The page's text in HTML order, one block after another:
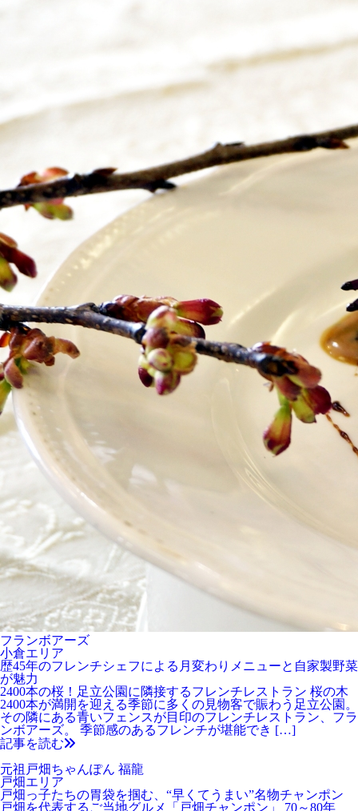
フランボアーズ
小倉エリア
歴45年のフレンチシェフによる月変わりメニューと自家製野菜
が魅力
2400本の桜！足立公園に隣接するフレンチレストラン 桜の木
2400本が満開を迎える季節に多くの見物客で賑わう足立公園。
その隣にある青いフェンスが目印のフレンチレストラン、フラ
ンボアーズ。 季節感のあるフレンチが堪能でき […]
記事を読む
元祖戸畑ちゃんぽん 福龍
戸畑エリア
戸畑っ子たちの胃袋を掴む、“早くてうまい”名物チャンポン
戸畑を代表するご当地グルメ「戸畑チャンポン」 70～80年